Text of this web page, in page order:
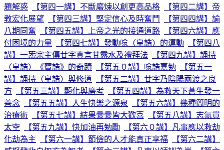
題解惑
【第四一講】不斷磨煉以創更高品格
【第四二講】帝
教宏化展望
【第四三講】堅定信心及時奮鬥
【第四四講】諭
八期同奮
【第四五講】上帝之光的接通道路
【第四六講】應
付困境的力量
【第四七講】發動唸〈皇誥〉的運動
【第四八
講】一炁宗主傳廿字真言甘露水及禮拜法
【第四九講】誦持
〈皇誥〉《寶誥》的奇蹟
【第五０講】唸誥嘉勉
【第五一
講】誦持〈皇誥〉與修道
【第五二講】廿字乃陰陽兩渡之良
方
【第五三講】顯化與磨考
【第五四講】為救天下蒼生發一
善念
【第五五講】人生快樂之源泉
【第五六講】幾種簡明的
治療術
【第五七講】結果纍纍皆大歡喜
【第五八講】志氣貫
太空
【第五九講】快加油再勉勵
【第六０講】凡事應以救劫
化劫為主
【第六一講】節儉的人才能真正享福
【第六二講】